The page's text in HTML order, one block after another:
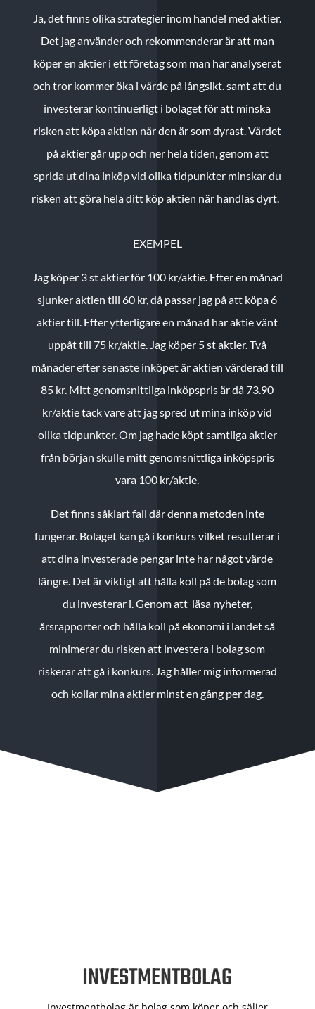
Ja, det finns olika strategier inom handel med aktier.
Det jag använder och rekommenderar är att man
köper en aktier i ett företag som man har analyserat
och tror kommer öka i värde på långsikt. samt att du
investerar kontinuerligt i bolaget för att minska
risken att köpa aktien när den är som dyrast. Värdet
på aktier går upp och ner hela tiden, genom att
sprida ut dina inköp vid olika tidpunkter minskar du
risken att göra hela ditt köp aktien när handlas dyrt.
EXEMPEL
Jag köper 3 st aktier för 100 kr/aktie. Efter en månad
sjunker aktien till 60 kr, då passar jag på att köpa 6
aktier till. Efter ytterligare en månad har aktie vänt
uppåt till 75 kr/aktie. Jag köper 5 st aktier.Två
månader efter senaste inköpet är aktien värderad till
85 kr. Mitt genomsnittliga inköpspris är då 73.90
kr/aktie tack vare att jag spred ut mina inköp vid
olika tidpunkter. Om jag hade köpt samtliga aktier
från början skulle mitt genomsnittliga inköpspris
vara 100 kr/aktie.
Det finns såklart fall där denna metoden inte
fungerar. Bolaget kan gå i konkurs vilket resulterar i
att dina investerade pengar inte har något värde
längre. Det är viktigt att hålla koll på de bolag som
du investerar i. Genom att läsa nyheter,
årsrapporter och hålla koll på ekonomi i landet så
minimerar du risken att investera i bolag som
riskerar att gå i konkurs. Jag håller mig informerad
och kollar mina aktier minst en gång per dag.
INVESTMENTBOLAG